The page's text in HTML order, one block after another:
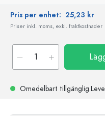
Pris per enhet: 25,23 kr
Priser inkl. moms, exkl. fraktkostnader
Omedelbart tillgänglig.